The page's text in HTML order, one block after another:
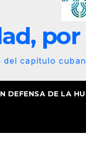
del capítulo
DEFENSA DE LA